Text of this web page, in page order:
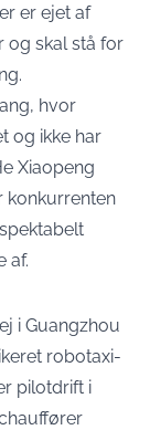
er ejet af
og skal stå for
hvor
og ikke har
Xiaopeng
konkurrenten
af.
i Guangzhou
robotaxi-
pilotdrift i